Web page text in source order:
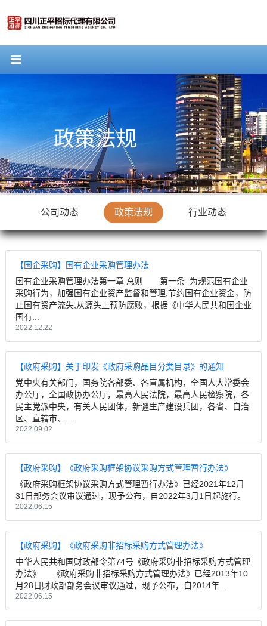
政策法规
公司动态 政策法规 行业动态
【国企采购】国有企业采购管理办法
国有企业采购管理办法第一章 总则 第一条 为规范国有企业
采购行为，加强国有企业资产监督和管理,节约国有企业资金，防
止国有资产流失,从源头上预防腐败，根据《中华人民共和国企业
国有...
2022.12.22
【政府采购】关于印发《政府采购品目分类目录》的通知
党中央有关部门，国务院各部委、各直属机构，全国人大常委会
办公厅，全国政协办公厅，最高人民法院，最高人民检察院，各
民主党派中央，有关人民团体，新疆生产建设兵团，各省、自治
区、直辖市、...
2022.09.02
【政府采购】《政府采购框架协议采购方式管理暂行办法》
《政府采购框架协议采购方式管理暂行办法》已经2021年12月
31日部务会议审议通过，现予公布，自2022年3月1日起施行。
2022.06.15
【政府采购】《政府采购非招标采购方式管理办法》
中华人民共和国财政部令第74号《政府采购非招标采购方式管理
办法》 《政府采购非招标采购方式管理办法》已经2013年10
月28日财政部部务会议审议通过，现予公布，自2014年...
2022.06.15